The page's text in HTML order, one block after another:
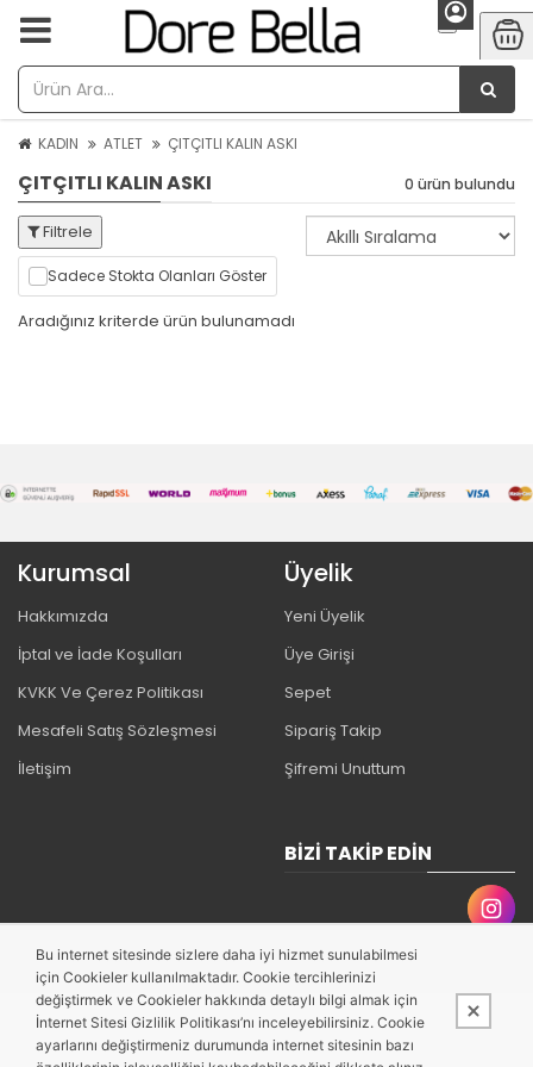
KADIN ATLET ÇITÇITLI KALIN ASKI
ÇITÇITLI KALIN ASKI 0 ürün bulundu
Filtrele
Sadece Stokta Olanları Göster
Aradığınız kriterde ürün bulunamadı
Kurumsal
Hakkımızda
İptal ve İade Koşulları
KVKK Ve Çerez Politikası
Mesafeli Satış Sözleşmesi
İletişim
Üyelik
Yeni Üyelik
Üye Girişi
Sepet
Sipariş Takip
Şifremi Unuttum
BIZI TAKIP EDIN
Bu internet sitesinde sizlere daha iyi hizmet sunulabilmesi
için Cookieler kullanılmaktadır. Cookie tercihlerinizi
değiştirmek ve Cookieler hakkında detaylı bilgi almak için
İnternet Sitesi Gizlilik Politikası’nı inceleyebilirsiniz. Cookie
ayarlarını değiştirmeniz durumunda internet sitesinin bazı